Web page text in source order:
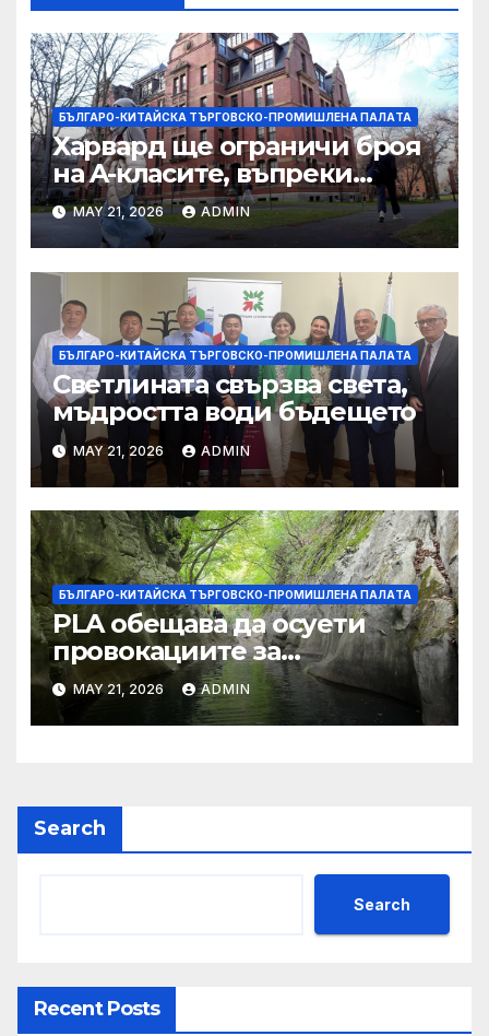
БЪЛГАРО-КИТАЙСКА ТЪРГОВСКО-ПРОМИШЛЕНА ПАЛAТА
Харвард ще ограничи броя
на A-класите, въпреки
силната съпротива на
студентите
MAY 21, 2026 ADMIN
БЪЛГАРО-КИТАЙСКА ТЪРГОВСКО-ПРОМИШЛЕНА ПАЛAТА
Светлината свързва света,
мъдростта води бъдещето
MAY 21, 2026 ADMIN
БЪЛГАРО-КИТАЙСКА ТЪРГОВСКО-ПРОМИШЛЕНА ПАЛAТА
PLA обещава да осуети
провокациите за
„независимост на Тайван“.
MAY 21, 2026 ADMIN
Search
Search
Recent Posts